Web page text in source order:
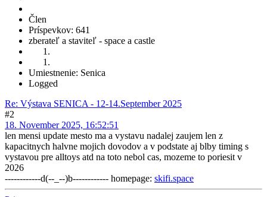
Člen
Príspevkov: 641
zberateľ a staviteľ - space a castle
Umiestnenie: Senica
Logged
Re: Výstava SENICA - 12-14.September 2025
#2
18. November 2025, 16:52:51
len mensi update mesto ma a vystavu nadalej zaujem len z
kapacitnych halvne mojich dovodov a v podstate aj blby timing s
vystavou pre alltoys atd na toto nebol cas, mozeme to poriesit v
2026
------------d(--_--)b------------ homepage: skifi.space